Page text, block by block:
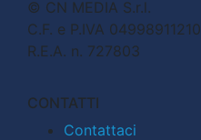
© CN MEDIA S.r.l.
C.F. e P.IVA 04998911210
R.E.A. n. 727803
CONTATTI
Contattaci